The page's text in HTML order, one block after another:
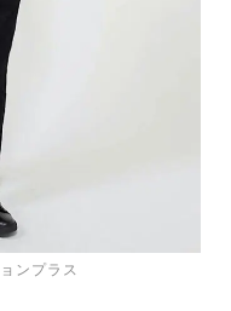
ンプラス